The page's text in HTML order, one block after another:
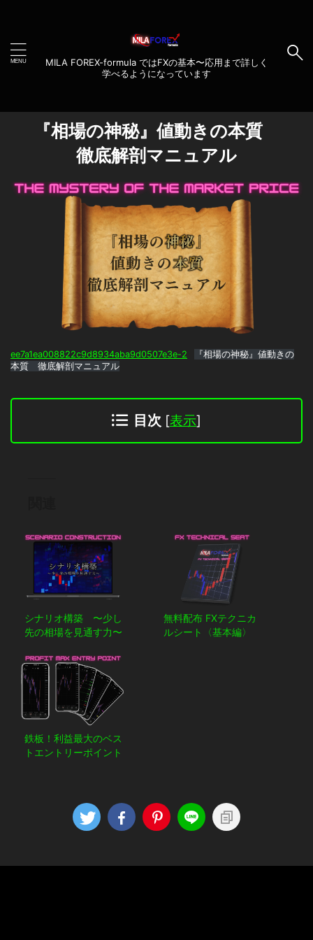
MILA FOREX-formula ではFXの基本〜応用まで詳しく
学べるようになっています
『相場の神秘』値動きの本質
徹底解剖マニュアル
ee7a1ea008822c9d8934aba9d0507e3e-2
『相場の神秘』値動きの
本質 徹底解剖マニュアル
目次 [表示]
シナリオ構築 〜少し
先の相場を見通す力〜
無料配布 FXテクニカ
ルシート〈基本編〉
鉄板！利益最大のベス
トエントリーポイント